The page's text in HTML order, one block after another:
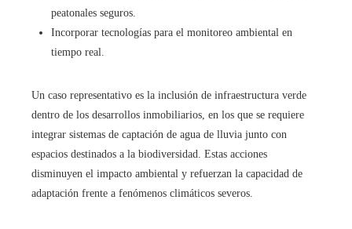
peatonales seguros.
Incorporar tecnologías para el monitoreo ambiental en
tiempo real.
Un caso representativo es la inclusión de infraestructura verde
dentro de los desarrollos inmobiliarios, en los que se requiere
integrar sistemas de captación de agua de lluvia junto con
espacios destinados a la biodiversidad. Estas acciones
disminuyen el impacto ambiental y refuerzan la capacidad de
adaptación frente a fenómenos climáticos severos.